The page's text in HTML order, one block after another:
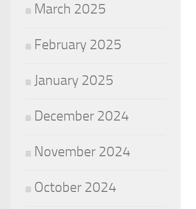
March 2025
February 2025
January 2025
December 2024
November 2024
October 2024